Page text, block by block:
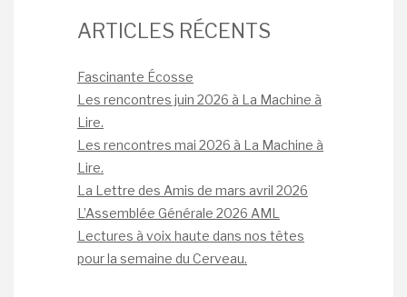
ARTICLES RÉCENTS
Fascinante Écosse
Les rencontres juin 2026 à La Machine à
Lire.
Les rencontres mai 2026 à La Machine à
Lire.
La Lettre des Amis de mars avril 2026
L’Assemblée Générale 2026 AML
Lectures à voix haute dans nos têtes
pour la semaine du Cerveau.